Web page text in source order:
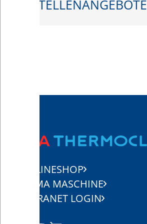
STELLENANGEBOTE
ONLINESHOP
CLIMA MASCHINE
EXTRANET LOGIN